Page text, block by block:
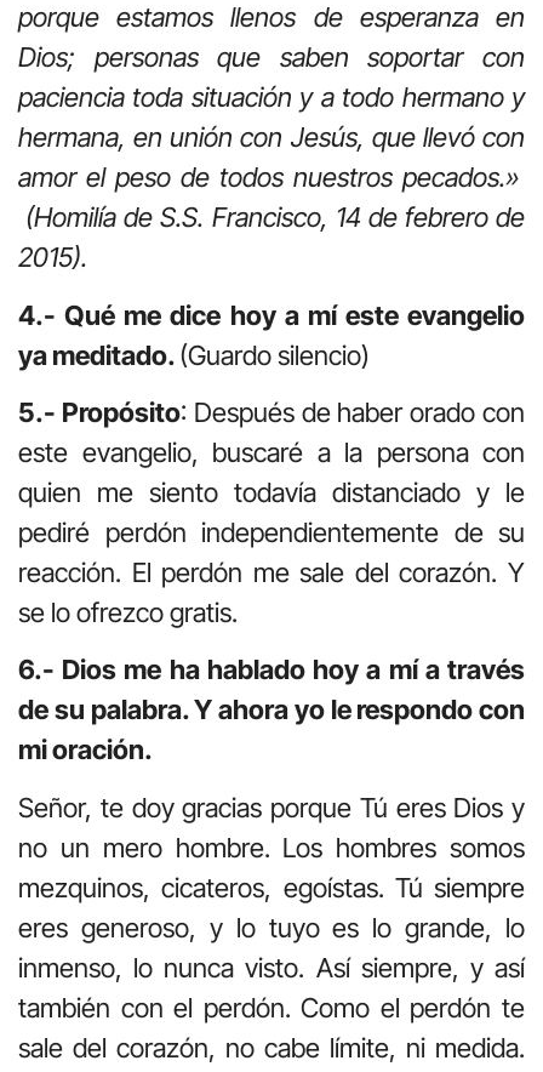
porque estamos llenos de esperanza en
Dios; personas que saben soportar con
paciencia toda situación y a todo hermano y
hermana, en unión con Jesús, que llevó con
amor el peso de todos nuestros pecados.»
(Homilía de S.S. Francisco, 14 de febrero de
2015).
4.- Qué me dice hoy a mí este evangelio
ya meditado.(Guardo silencio)
5.- Propósito: Después de haber orado con
este evangelio, buscaré a la persona con
quien me siento todavía distanciado y le
pediré perdón independientemente de su
reacción. El perdón me sale del corazón. Y
se lo ofrezco gratis.
6.- Dios me ha hablado hoy a mí a través
de su palabra. Y ahora yo le respondo con
mi oración.
Señor, te doy gracias porque Tú eres Dios y
no un mero hombre. Los hombres somos
mezquinos, cicateros, egoístas. Tú siempre
eres generoso, y lo tuyo es lo grande, lo
inmenso, lo nunca visto. Así siempre, y así
también con el perdón. Como el perdón te
sale del corazón, no cabe límite, ni medida.